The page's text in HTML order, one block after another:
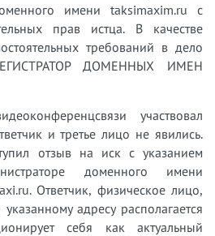
имени taksimaxim.ru с
прав истца. В качестве
требований в дело
ДОМЕННЫХ ИМЕН
участвовал
и третье лицо не явились.
отзыв на иск с указанием
доменного имени
Ответчик, физическое лицо,
адресу располагается
себя как актуальный